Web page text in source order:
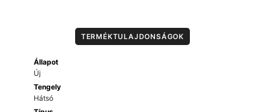
TERMÉKTULAJDONSÁGOK
Állapot
Új
Tengely
Hátsó